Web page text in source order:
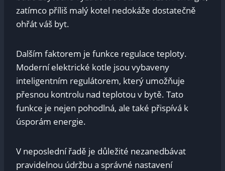
zatímco příliš ⁤malý kotel​ nedokáže ​dostatečně‍
ohřát váš byt.
Dalším faktorem je funkce regulace teploty.
Moderní elektrické kotle jsou vybaveny
inteligentním regulátorem, ⁣který umožňuje
⁤přesnou kontrolu ⁣nad teplotou v bytě. Tato
funkce je nejen pohodlná, ale také přispívá k
úsporám energie.
V neposlední řadě je důležité ​nezanedbávat⁤
pravidelnou údržbu a správné nastavení